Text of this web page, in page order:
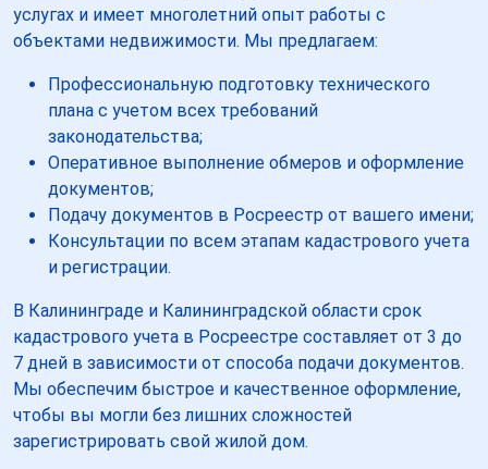
услугах и имеет многолетний опыт работы с
объектами недвижимости. Мы предлагаем:
Профессиональную подготовку технического
плана с учетом всех требований
законодательства;
Оперативное выполнение обмеров и оформление
документов;
Подачу документов в Росреестр от вашего имени;
Консультации по всем этапам кадастрового учета
и регистрации.
В Калининграде и Калининградской области срок
кадастрового учета в Росреестре составляет от 3 до
7 дней в зависимости от способа подачи документов.
Мы обеспечим быстрое и качественное оформление,
чтобы вы могли без лишних сложностей
зарегистрировать свой жилой дом.